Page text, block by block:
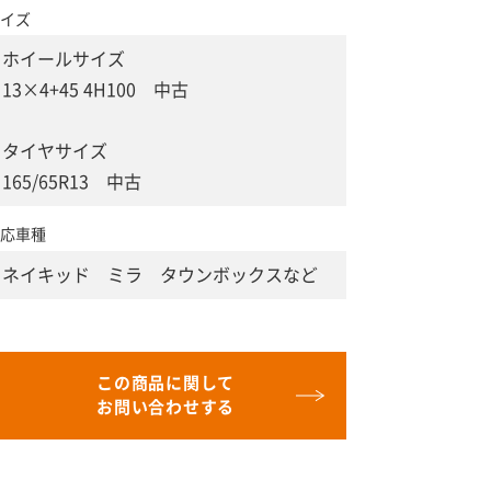
ズ
ホイールサイズ
13×4+45 4H100 中古
タイヤサイズ
165/65R13 中古
車種
ネイキッド ミラ タウンボックスなど
この商品に関して
お問い合わせする